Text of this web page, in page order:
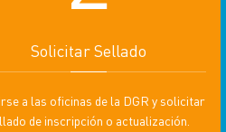
Solicitar Sellado
a las oficinas de la DGR y solicitar
de inscripción o actualización.